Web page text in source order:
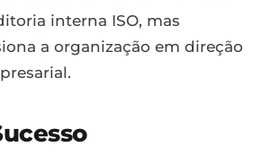
interna ISO, mas
a organização em direção